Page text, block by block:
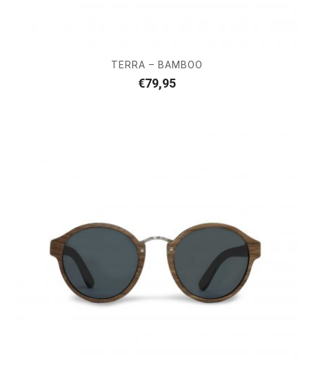
TERRA – BAMBOO
€79,95